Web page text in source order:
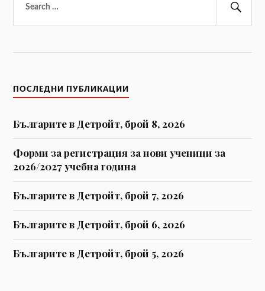
ПОСЛЕДНИ ПУБЛИКАЦИИ
Българите в Детройт, брой 8, 2026
Форми за регистрaция за нови ученици за
2026/2027 учебна година
Българите в Детройт, брой 7, 2026
Българите в Детройт, брой 6, 2026
Българите в Детройт, брой 5, 2026